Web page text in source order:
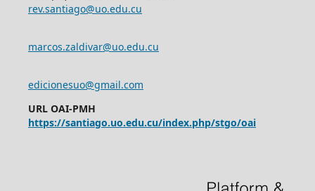
rev.santiago@uo.edu.cu
marcos.zaldivar@uo.edu.cu
edicionesuo@gmail.com
URL OAI-PMH
https://santiago.uo.edu.cu/index.php/stgo/oai